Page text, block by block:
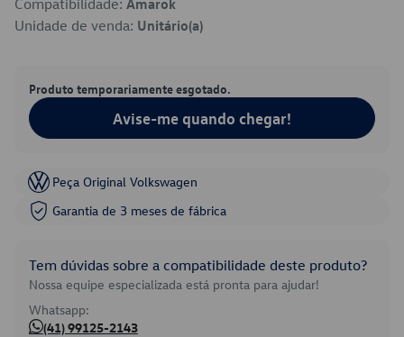
Compatibilidade: Amarok
Unidade de venda: Unitário(a)
Produto temporariamente esgotado.
Avise-me quando chegar!
Peça Original Volkswagen
Garantia de 3 meses de fábrica
Tem dúvidas sobre a compatibilidade deste produto?
Nossa equipe especializada está pronta para ajudar!
Whatsapp:
(41) 99125-2143